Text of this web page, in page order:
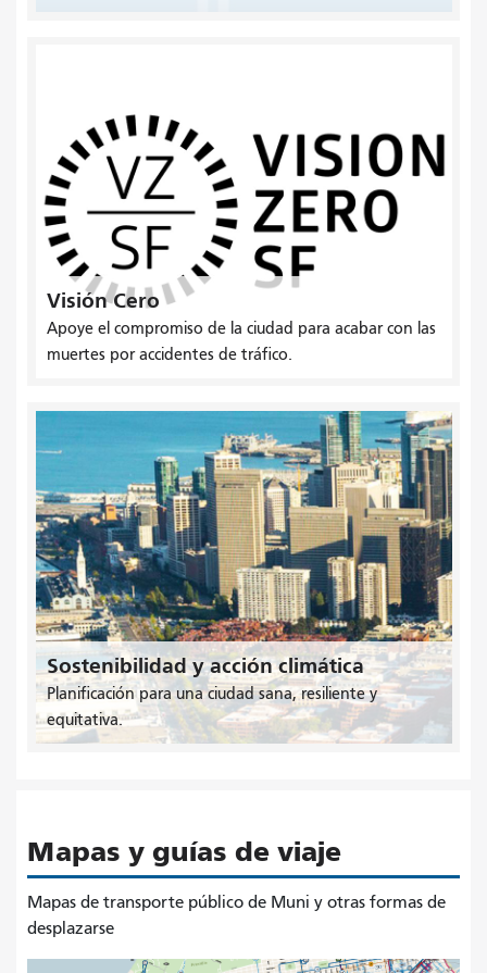
Visión Cero
Apoye el compromiso de la ciudad para acabar con las
muertes por accidentes de tráfico.
Sostenibilidad y acción climática
Planificación para una ciudad sana, resiliente y
equitativa.
Mapas y guías de viaje
Mapas de transporte público de Muni y otras formas de
desplazarse